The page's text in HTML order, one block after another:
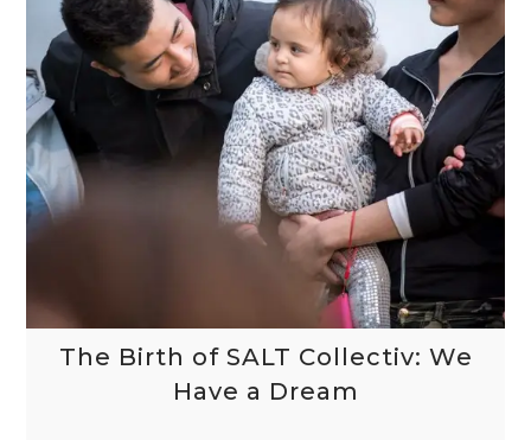
The Birth of SALT Collectiv: We
Have a Dream